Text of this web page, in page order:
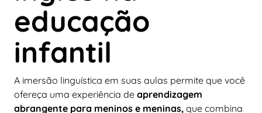
educação
infantil
A imersão linguística em suas aulas permite que você
ofereça uma experiência de aprendizagem
abrangente para meninos e meninas, que combina